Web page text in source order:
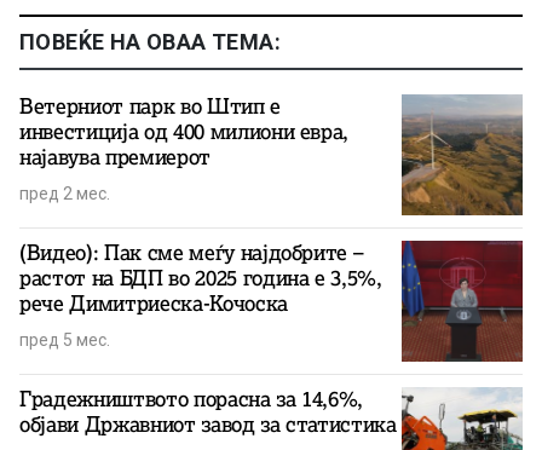
ПОВЕЌЕ НА ОВАА ТЕМА:
Ветерниот парк во Штип е
инвестиција од 400 милиони евра,
најавува премиерот
пред 2 мес.
(Видео): Пак сме меѓу најдобрите –
растот на БДП во 2025 година е 3,5%,
рече Димитриеска-Кочоска
пред 5 мес.
Градежништвото порасна за 14,6%,
објави Државниот завод за статистика